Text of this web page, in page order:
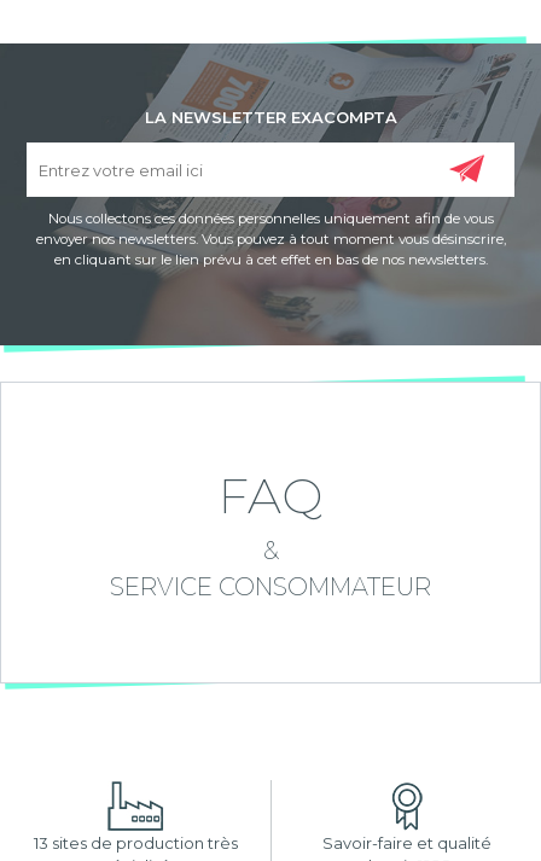
LA NEWSLETTER EXACOMPTA
Nous collectons ces données personnelles uniquement afin de vous
envoyer nos newsletters. Vous pouvez à tout moment vous désinscrire,
en cliquant sur le lien prévu à cet effet en bas de nos newsletters.
FAQ
&
SERVICE CONSOMMATEUR
13 sites de production très
Savoir-faire et qualité